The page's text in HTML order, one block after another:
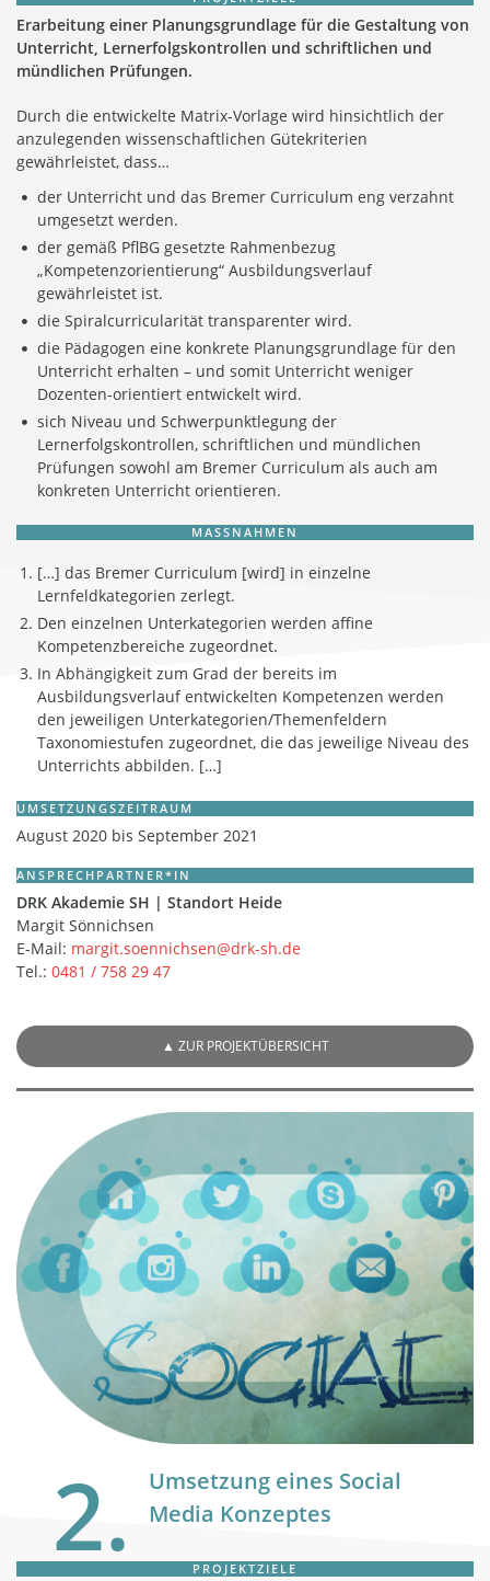
Erarbeitung einer Planungsgrundlage für die Gestaltung von
Unterricht, Lernerfolgskontrollen und schriftlichen und
mündlichen Prüfungen.
Durch die entwickelte Matrix-Vorlage wird hinsichtlich der
anzulegenden wissenschaftlichen Gütekriterien
gewährleistet, dass…
der Unterricht und das Bremer Curriculum eng verzahnt
umgesetzt werden.
der gemäß PflBG gesetzte Rahmenbezug
„Kompetenzorientierung“ Ausbildungsverlauf
gewährleistet ist.
die Spiralcurricularität transparenter wird.
die Pädagogen eine konkrete Planungsgrundlage für den
Unterricht erhalten – und somit Unterricht weniger
Dozenten-orientiert entwickelt wird.
sich Niveau und Schwerpunktlegung der
Lernerfolgskontrollen, schriftlichen und mündlichen
Prüfungen sowohl am Bremer Curriculum als auch am
konkreten Unterricht orientieren.
MASSNAHMEN
[…] das Bremer Curriculum [wird] in einzelne
Lernfeldkategorien zerlegt.
Den einzelnen Unterkategorien werden affine
Kompetenzbereiche zugeordnet.
In Abhängigkeit zum Grad der bereits im
Ausbildungsverlauf entwickelten Kompetenzen werden
den jeweiligen Unterkategorien/Themenfeldern
Taxonomiestufen zugeordnet, die das jeweilige Niveau des
Unterrichts abbilden. […]
UMSETZUNGSZEITRAUM
August 2020 bis September 2021
ANSPRECHPARTNER*IN
DRK Akademie SH | Standort Heide
Margit Sönnichsen
E-Mail: margit.soennichsen@drk-sh.de
Tel.: 0481 / 758 29 47
▲ ZUR PROJEKTÜBERSICHT
2.
Umsetzung eines Social
Media Konzeptes
PROJEKTZIELE